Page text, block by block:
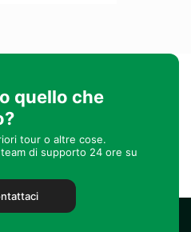
quello che
tour o altre cose.
di supporto 24 ore su